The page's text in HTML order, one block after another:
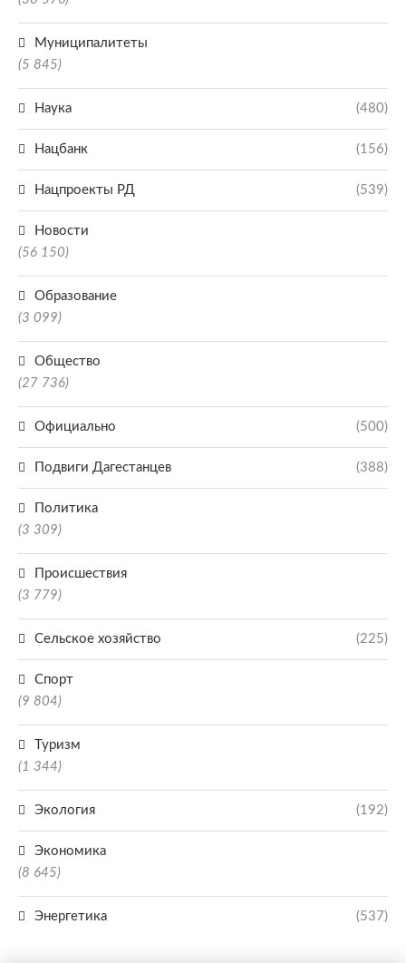
Муниципалитеты
(5 845)
Наука (480)
Нацбанк (156)
Нацпроекты РД (539)
Новости
(56 150)
Образование
(3 099)
Общество
(27 736)
Официально (500)
Подвиги Дагестанцев (388)
Политика
(3 309)
Происшествия
(3 779)
Сельское хозяйство (225)
Спорт
(9 804)
Туризм
(1 344)
Экология (192)
Экономика
(8 645)
Энергетика (537)